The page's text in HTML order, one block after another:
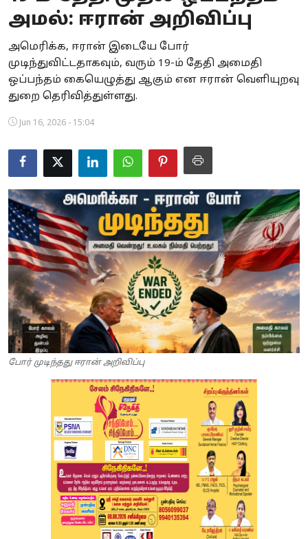
Business
Crime
Tamilnadu
Astrology
Spirituality
Weather
Politics
அமல்: ஈரான் அறிவிப்பு
அமெரிக்க, ஈரான் இடையே போர்
முடிந்துவிட்டதாகவும், வரும் 19-ம் தேதி அமைதி
ஒப்பந்தம் கையெழுத்து ஆகும் என ஈரான் வெளியுறவு
துறை தெரிவித்துள்ளது.
Jun 16, 2026 - 15:04
போர் முடிந்தது ஈரான் அறிவிப்பு